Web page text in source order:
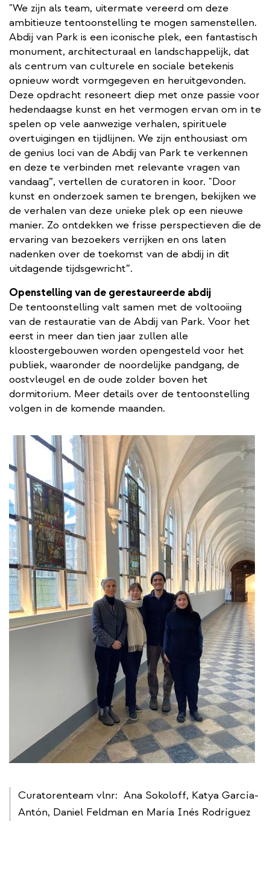
"We zijn als team, uitermate vereerd om deze
ambitieuze tentoonstelling te mogen samenstellen.
Abdij van Park is een iconische plek, een fantastisch
monument, architecturaal en landschappelijk, dat
als centrum van culturele en sociale betekenis
opnieuw wordt vormgegeven en heruitgevonden.
Deze opdracht resoneert diep met onze passie voor
hedendaagse kunst en het vermogen ervan om in te
spelen op vele aanwezige verhalen, spirituele
overtuigingen en tijdlijnen. We zijn enthousiast om
de genius loci van de Abdij van Park te verkennen
en deze te verbinden met relevante vragen van
vandaag”, vertellen de curatoren in koor. "Door
kunst en onderzoek samen te brengen, bekijken we
de verhalen van deze unieke plek op een nieuwe
manier. Zo ontdekken we frisse perspectieven die de
ervaring van bezoekers verrijken en ons laten
nadenken over de toekomst van de abdij in dit
uitdagende tijdsgewricht”.
Openstelling van de gerestaureerde abdij
De tentoonstelling valt samen met de voltooiing
van de restauratie van de Abdij van Park. Voor het
eerst in meer dan tien jaar zullen alle
kloostergebouwen worden opengesteld voor het
publiek, waaronder de noordelijke pandgang, de
oostvleugel en de oude zolder boven het
dormitorium. Meer details over de tentoonstelling
volgen in de komende maanden.
Curatorenteam vlnr: ​ Ana Sokoloff, Katya García-
Antón, Daniel Feldman en María Inés Rodríguez